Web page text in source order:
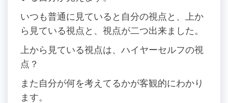
いつも普通に見ていると自分の視点と、上か
ら見ている視点と、視点が二つ出来ました。
上から見ている視点は、ハイヤーセルフの視
点？
また自分が何を考えてるかが客観的にわかり
ます。